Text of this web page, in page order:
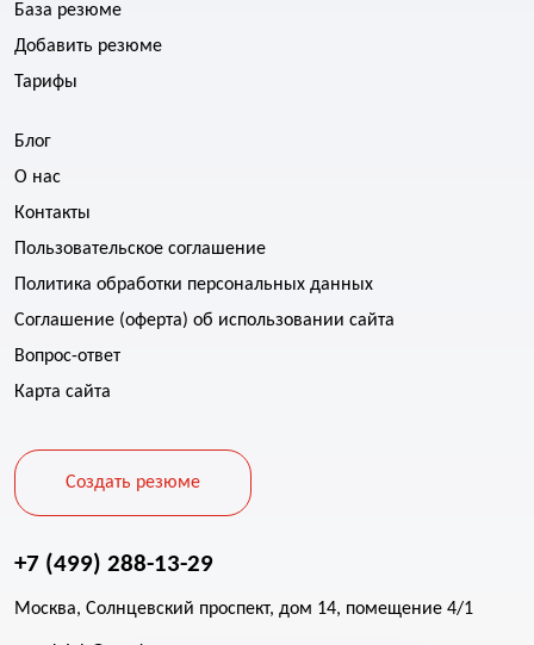
База резюме
Добавить резюме
Тарифы
Блог
О нас
Контакты
Пользовательское соглашение
Политика обработки персональных данных
Соглашение (оферта) об использовании сайта
Вопрос-ответ
Карта сайта
Создать резюме
+7 (499) 288-13-29
Москва, Солнцевский проспект, дом 14, помещение 4/1